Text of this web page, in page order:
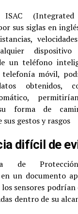
sus siglas en
un teléfono
telefonía móvil,
obtenidos,
forma de
gestos y rasgos
difícil de
de
un documento
sensores podrían
dentro de su